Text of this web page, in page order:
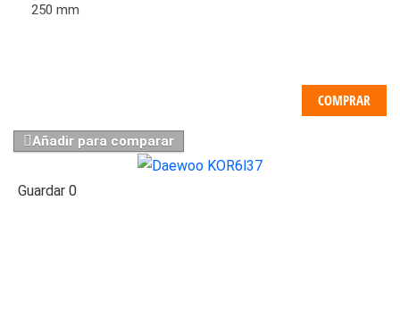
250 mm
COMPRAR
Añadir para comparar
Guardar 0